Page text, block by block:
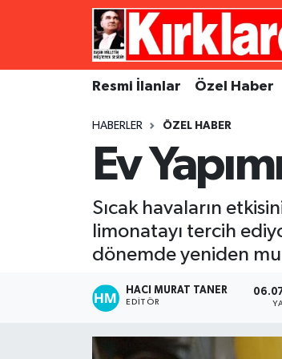
Resmi İlanlar Özel Haber
HABERLER ÖZEL HABER
Ev
Sıcak havaların
limonatayı tercih
dönemde yeniden
HACI MURAT TANER
EDITÖR
Resmi İlanlar
Ekonomi
Kültür Sanat
Magazin
Merkez Nöbetçi Eczaneler
Süper Lig Puan Durumu ve Fikstür
Tüm Manşetler
Son Dakika Haberleri
Haber Arşivi